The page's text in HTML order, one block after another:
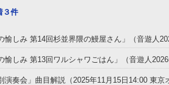
３件
愉しみ 第14回杉並界隈の鰻屋さん」（音遊人
愉しみ 第13回ワルシャワごはん」（音遊人
演奏会」曲目解説（2025年11月15日14:00 東京